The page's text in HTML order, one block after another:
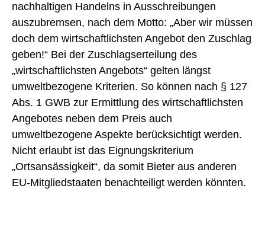
nachhaltigen Handelns in Ausschreibungen
auszubremsen, nach dem Motto: „Aber wir müssen
doch dem wirtschaftlichsten Angebot den Zuschlag
geben!“ Bei der Zuschlagserteilung des
„wirtschaftlichsten Angebots“ gelten längst
umweltbezogene Kriterien. So können nach § 127
Abs. 1 GWB zur Ermittlung des wirtschaftlichsten
Angebotes neben dem Preis auch
umweltbezogene Aspekte berücksichtigt werden.
Nicht erlaubt ist das Eignungskriterium
„Ortsansässigkeit“, da somit Bieter aus anderen
EU-Mitgliedstaaten benachteiligt werden könnten.